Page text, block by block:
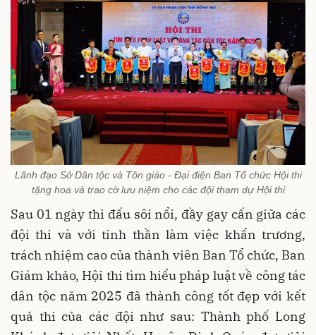
Lãnh đạo Sở Dân tộc và Tôn giáo - Đại điện Ban Tổ chức Hội thi
tặng hoa và trao cờ lưu niệm cho các đội tham dự Hội thi
Sau 01 ngày thi đấu sôi nổi, đầy gay cấn giữa các
đội thi và với tinh thần làm việc khẩn trương,
trách nhiệm cao của thành viên Ban Tổ chức, Ban
Giám khảo, Hội thi tìm hiểu pháp luật về công tác
dân tộc năm 2025 đã thành công tốt đẹp với kết
quả thi của các đội như sau: Thành phố Long